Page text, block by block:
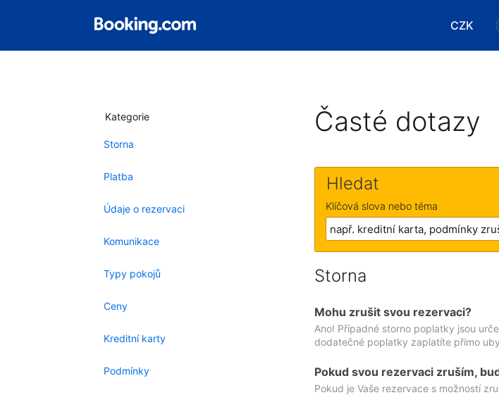
CZK
Kategorie
Storna
Platba
Údaje o rezervaci
Komunikace
Typy pokojů
Ceny
Kreditní karty
Podmínky
Časté dotazy
Hledat
Klíčová slova nebo téma
Storna
Mohu zrušit svou rezervaci?
Ano! Případné storno poplatky jsou
dodatečné poplatky zaplatíte přímo
Pokud svou rezervaci zruším,
Pokud je Vaše rezervace s možností